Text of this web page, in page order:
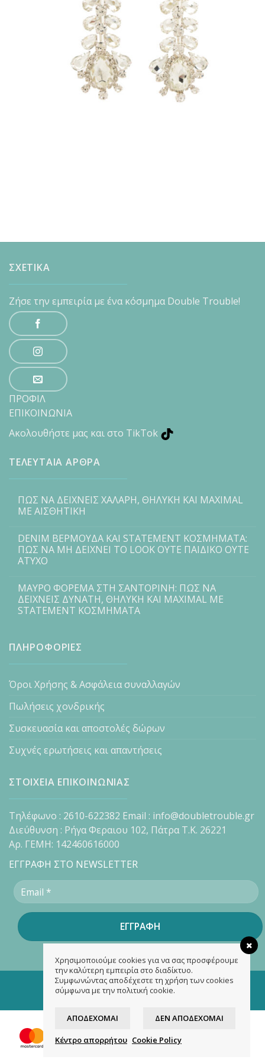
ΣΧΕΤΙΚΑ
Ζήσε την εμπειρία με ένα κόσμημα Double Trouble!
ΠΡΟΦΙΛ
ΕΠΙΚΟΙΝΩΝΙΑ
Ακολουθήστε μας και στο TikTok
ΤΕΛΕΥΤΑΙΑ ΑΡΘΡΑ
ΠΩΣ ΝΑ ΔΕΙΧΝΕΙΣ ΧΑΛΑΡΗ, ΘΗΛΥΚΗ ΚΑΙ MAXIMAL
ΜΕ ΑΙΣΘΗΤΙΚΗ
DENIM ΒΕΡΜΟΥΔΑ ΚΑΙ STATEMENT ΚΟΣΜΗΜΑΤΑ:
ΠΩΣ ΝΑ ΜΗ ΔΕΙΧΝΕΙ ΤΟ LOOK ΟΥΤΕ ΠΑΙΔΙΚΟ ΟΥΤΕ
ΑΤΥΧΟ
ΜΑΥΡΟ ΦΟΡΕΜΑ ΣΤΗ ΣΑΝΤΟΡΙΝΗ: ΠΩΣ ΝΑ
ΔΕΙΧΝΕΙΣ ΔΥΝΑΤΗ, ΘΗΛΥΚΗ ΚΑΙ MAXIMAL ΜΕ
STATEMENT ΚΟΣΜΗΜΑΤΑ
ΠΛΗΡΟΦΟΡΙΕΣ
Όροι Χρήσης & Ασφάλεια συναλλαγών
Πωλήσεις χονδρικής
Συσκευασία και αποστολές δώρων
Συχνές ερωτήσεις και απαντήσεις
ΣΤΟΙΧΕΙΑ ΕΠΙΚΟΙΝΩΝΙΑΣ
Τηλέφωνο : 2610-622382 Email : info@doubletrouble.gr
Διεύθυνση : Ρήγα Φεραιου 102, Πάτρα Τ.Κ. 26221
Αρ. ΓΕΜΗ: 142460616000
ΕΓΓΡΑΦΗ ΣΤΟ NEWSLETTER
Copyright 2026 ©doubletrouble.gr
Designed & developed by
Χρησιμοποιούμε cookies για να σας προσφέρουμε
την καλύτερη εμπειρία στο διαδίκτυο.
Συμφωνώντας αποδέχεστε τη χρήση των cookies
σύμφωνα με την πολιτική cookie.
ΑΠΟΔΈΧΟΜΑΙ ΔΕΝ ΑΠΟΔΈΧΟΜΑΙ
Κέντρο απορρήτου Cookie Policy